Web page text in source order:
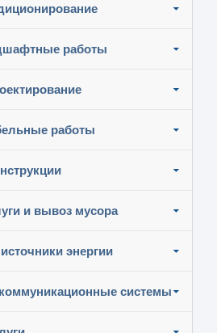
работы
работы
и вывоз мусора
энергии
системы